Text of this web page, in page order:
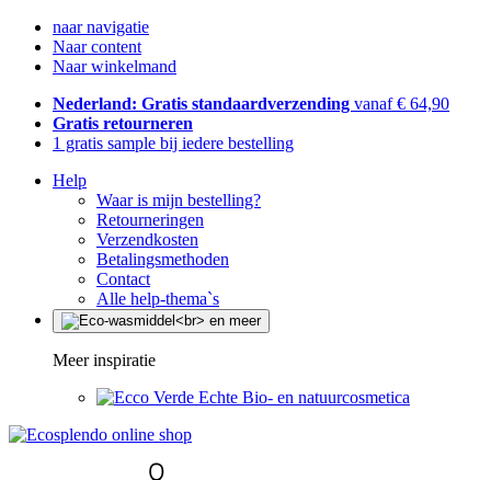
naar navigatie
Naar content
Naar winkelmand
Nederland: Gratis standaardverzending vanaf € 64,90
Gratis retourneren
1 gratis sample bij iedere bestelling
Help
Waar is mijn bestelling?
Retourneringen
Verzendkosten
Betalingsmethoden
Contact
Alle help-thema`s
Meer inspiratie
Echte Bio- en natuurcosmetica